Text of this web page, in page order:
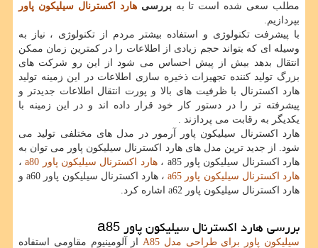
مطلب سعی شده است تا بهبررسیهارد اکسترنال سیلیکون پاور
بپردازیم.
با پیشرفت تکنولوژی و استفاده بیشتر مردم از تکنولوژی ، نیاز به
وسیله ای که بتواند حجم زیادی از اطلاعات را در کمترین زمان ممکن
انتقال بدهد بیش از پیش احساس می شود از این رو شرکت های
بزرگ تولید کننده تجهیزات ذخیره سازی اطلاعات در این زمینه تولید
هارد اکسترنال با ظرفیت های بالا و پورت انتقال اطلاعات جدیدتر و
پیشرفته تر را در دستور کار خود قرار داده اند و در این زمینه با
یکدیگر به رقابت می پردازند .
هارد اکسترنال سیلیکون پاور آرمور در مدل های مختلفی تولید می
شود. از جدید ترین مدل های هارد اکسترنال سیلیکون پاور می توان به
هارد اکسترنال سیلیکون پاورa85 ،هارد اکسترنال سیلیکون پاور a80،
هارد اکسترنال سیلیکون پاور a65، هارد اکسترنال سیلیکون پاور a60و
هارد اکسترنال سیلیکون پاور a62 اشاره کرد.
بررسی هارد اکسترنال سیلیکون پاورa85
سیلیکون پاور برای طراحی مدل A85از آلومینیوم مقاومی استفاده